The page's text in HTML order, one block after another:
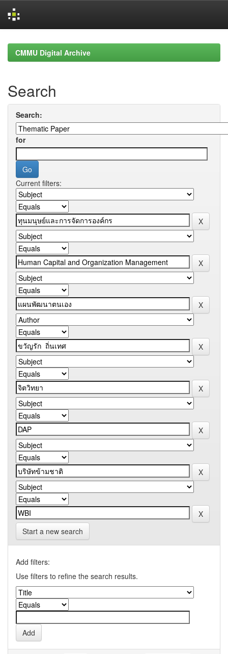
navigationCMMU Digital Archive
Search
Search:
for
Current filters:
Start a new search
Add filters:
Use filters to refine the search results.